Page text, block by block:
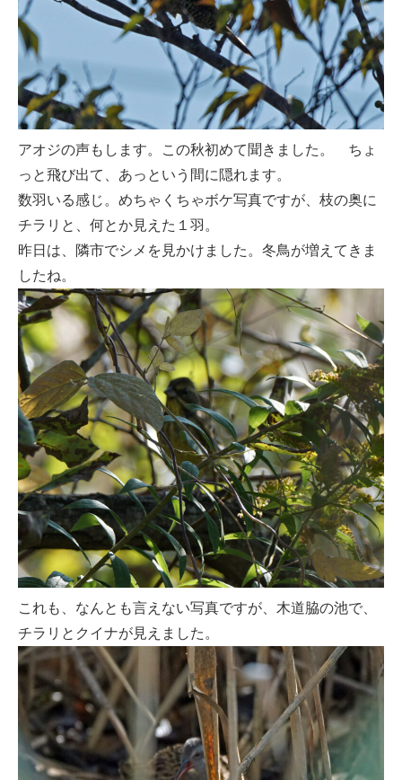
アオジの声もします。この秋初めて聞きました。 ちょ
っと飛び出て、あっという間に隠れます。
数羽いる感じ。めちゃくちゃボケ写真ですが、枝の奥に
チラリと、何とか見えた１羽。
昨日は、隣市でシメを見かけました。冬鳥が増えてきま
したね。
これも、なんとも言えない写真ですが、木道脇の池で、
チラリとクイナが見えました。